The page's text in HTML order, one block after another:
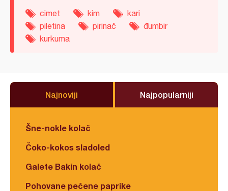
cimet kim
kari
piletina
pirinač
đumbir
kurkuma
Najnoviji Najpopularniji
Šne-nokle kolač
Čoko-kokos sladoled
Galete Bakin kolač
Pohovane pečene paprike